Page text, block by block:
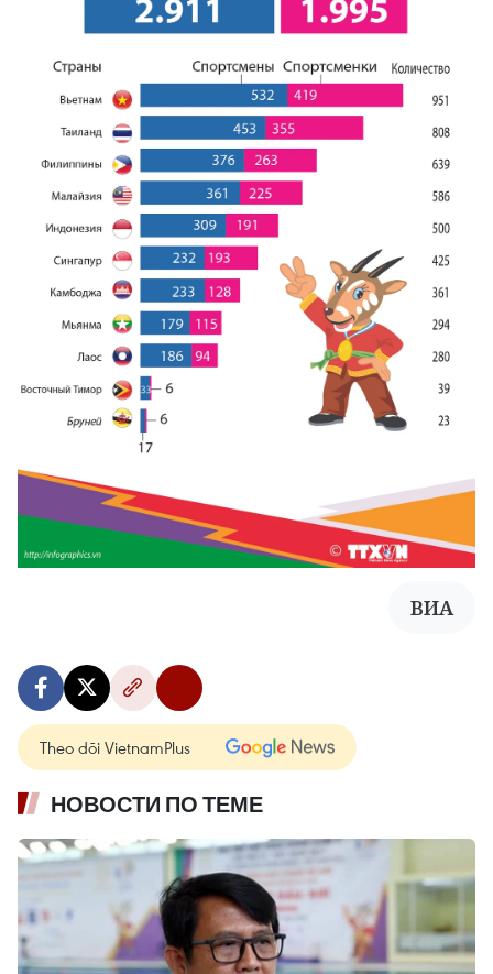
ВИА
Theo dõi VietnamPlus
НОВОСТИ ПО ТЕМЕ